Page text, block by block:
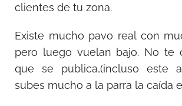
clientes de tu zona.
Existe mucho pavo real con
pero luego vuelan bajo. No te
que se publica,(incluso este
subes mucho a la parra la caída